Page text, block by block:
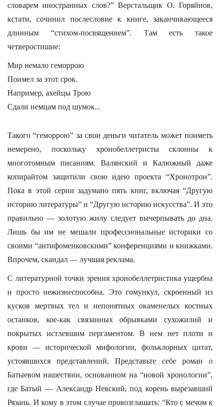
словарем иностранных слов?” Верстальщик О. Горяйнов,
кстати, сочинил послесловие к книге, заканчивающееся
длинным “стихом-посвящением”. Там есть такое
четверостишие:
Мир немало геморрою
Поимел за этот срок.
Например, ахейцы Трою
Сдали немцам под шумок...
Такого “геморрою” за свои деньги читатель может поиметь
немерено, поскольку хронобеллетристы склонны к
многотомным писаниям. Валянский и Калюжный даже
копирайтом защитили свою идею проекта “Хронотрон”.
Пока в этой серии задумано пять книг, включая “Другую
историю литературы” и “Другую историю искусства”. И это
правильно — золотую жилу следует вычерпывать до дна.
Лишь бы им не мешали профессиональные историки со
своими “антифоменковскими” конференциями и книжками.
Впрочем, скандал — лучшая реклама.
С литературной точки зрения хронобеллетристика ущербна
и просто нежизнеспособна. Это гомункул, скроенный из
кусков мертвых тел и непонятных окаменелых костных
останков, кое-как связанных обрывками сухожилий и
покрытых истлевшим пергаментом. В нем нет плоти и
крови — исторической мифологии, фольклорных цитат,
устоявшихся представлений. Представьте себе роман о
Батыевом нашествии, основанном на “новой хронологии”,
где Батый — Александр Невский, под корень вырезавший
Рязань. И кому в этом случае провозглашать: “Кто с мечом к